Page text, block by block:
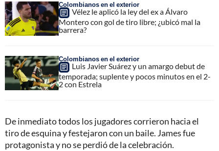
Colombianos en el exterior
Vélez le aplicó la ley del ex a Álvaro
Montero con gol de tiro libre; ¿ubicó mal la
barrera?
Colombianos en el exterior
Luis Javier Suárez y un amargo debut de
temporada; suplente y pocos minutos en el 2-
2 con Estrela
De inmediato todos los jugadores corrieron hacia el
tiro de esquina y festejaron con un baile. James fue
protagonista y no se perdió de la celebración.